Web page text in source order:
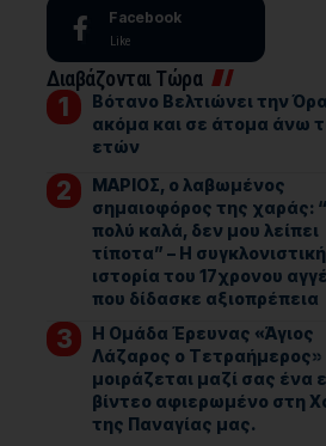
Facebook
Like
Διαβάζονται Τώρα
Βότανο Βελτιώνει την
ακόμα και σε άτομα άνω
ετών
ΜΑΡΙΟΣ, ο λαβωμένος
σημαιοφόρος της χαράς:
πολύ καλά, δεν μου λείπει
τίποτα” – Η συγκλονιστική
ιστορία του 17χρονου
που δίδασκε αξιοπρέπεια
Η Ομάδα Έρευνας «Άγιος
Λάζαρος ο Τετραήμερος»
μοιράζεται μαζί σας ένα
βίντεο αφιερωμένο στη
της Παναγίας μας.